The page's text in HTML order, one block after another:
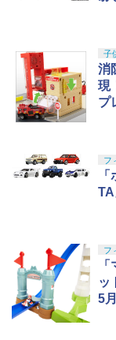
子
消
現
プ
フ
フ
ッ
5